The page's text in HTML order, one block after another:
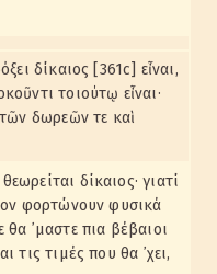
δίκαιος [361c] εἶναι,
τοιούτῳ εἶναι·
τῶν δωρεῶν τε καὶ
δίκαιος· γιατί
φορτώνουν φυσικά
θα ᾽μαστε πια βέβαιοι
τις τιμές που θα ᾽χει,